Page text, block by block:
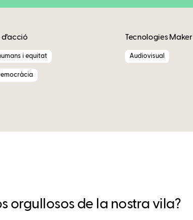
i equitat
Tecnologies Maker
Audiovisual
orgullosos de la nostra vila?